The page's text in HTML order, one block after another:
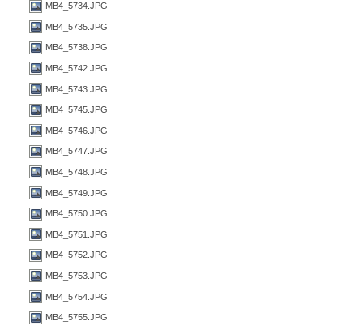
MB4_5734.JPG
MB4_5735.JPG
MB4_5738.JPG
MB4_5742.JPG
MB4_5743.JPG
MB4_5745.JPG
MB4_5746.JPG
MB4_5747.JPG
MB4_5748.JPG
MB4_5749.JPG
MB4_5750.JPG
MB4_5751.JPG
MB4_5752.JPG
MB4_5753.JPG
MB4_5754.JPG
MB4_5755.JPG